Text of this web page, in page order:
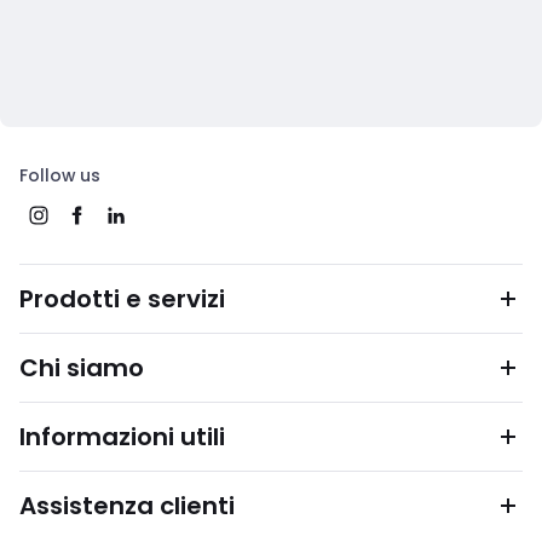
Follow us
Prodotti e servizi
Chi siamo
Informazioni utili
Assistenza clienti